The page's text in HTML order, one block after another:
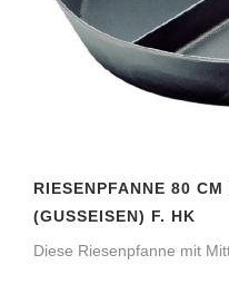
RIESENPFANNE 80
(GUSSEISEN) F. HK
Diese Riesenpfanne mit